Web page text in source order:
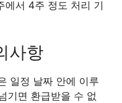
에서 4주 정도 처리 기
사항
일정 날짜 안에 이루
기면 환급받을 수 없